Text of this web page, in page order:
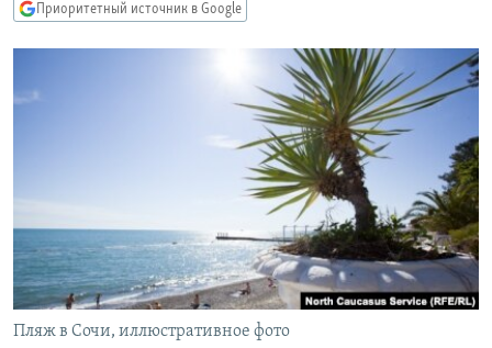
Вернутся
КАВКАЗ.РЕАЛИИ
СИБИРЬ.РЕАЛИИ
ПОДПИШИТЕСЬ НА РАССЫЛКУ
СОЦИАЛЬНЫЕ СЕТИ
Приоритетный источник в Google
Пляж в Сочи, иллюстративное фото